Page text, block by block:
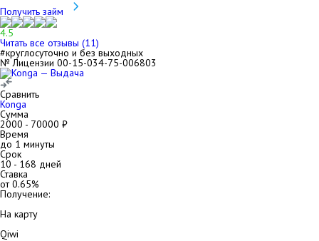
Получить займ
4.5
Читать все отзывы (11)
#круглосуточно и без выходных
№ Лицензии 00-15-034-75-006803
Сравнить
Konga
Сумма
2000 - 70000 ₽
Время
до 1 минуты
Срок
10 - 168 дней
Ставка
от0.65%
Получение:
На карту
Qiwi